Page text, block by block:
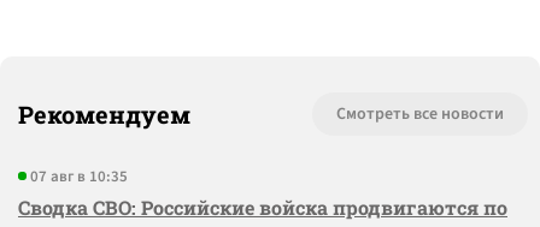
Рекомендуем Смотреть все новости
07 авг в 10:35
Сводка СВО: Российские войска продвигаются по